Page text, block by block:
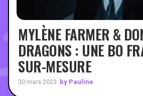
MYLÈNE FARMER &
DRAGONS : UNE BO
SUR-MESURE
30 mars 2023 by Pauline